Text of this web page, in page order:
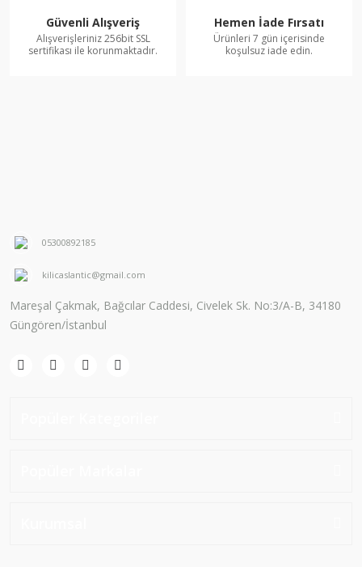
Güvenli Alışveriş
Alışverişleriniz 256bit SSL
sertifikası ile korunmaktadır.
Hemen İade Fırsatı
Ürünleri 7 gün içerisinde
koşulsuz iade edin.
05300892185
kilicaslantic@gmail.com
Mareşal Çakmak, Bağcılar Caddesi, Civelek Sk. No:3/A-B, 34180
Güngören/İstanbul